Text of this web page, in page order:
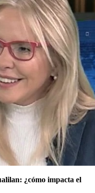
¿cómo impacta el